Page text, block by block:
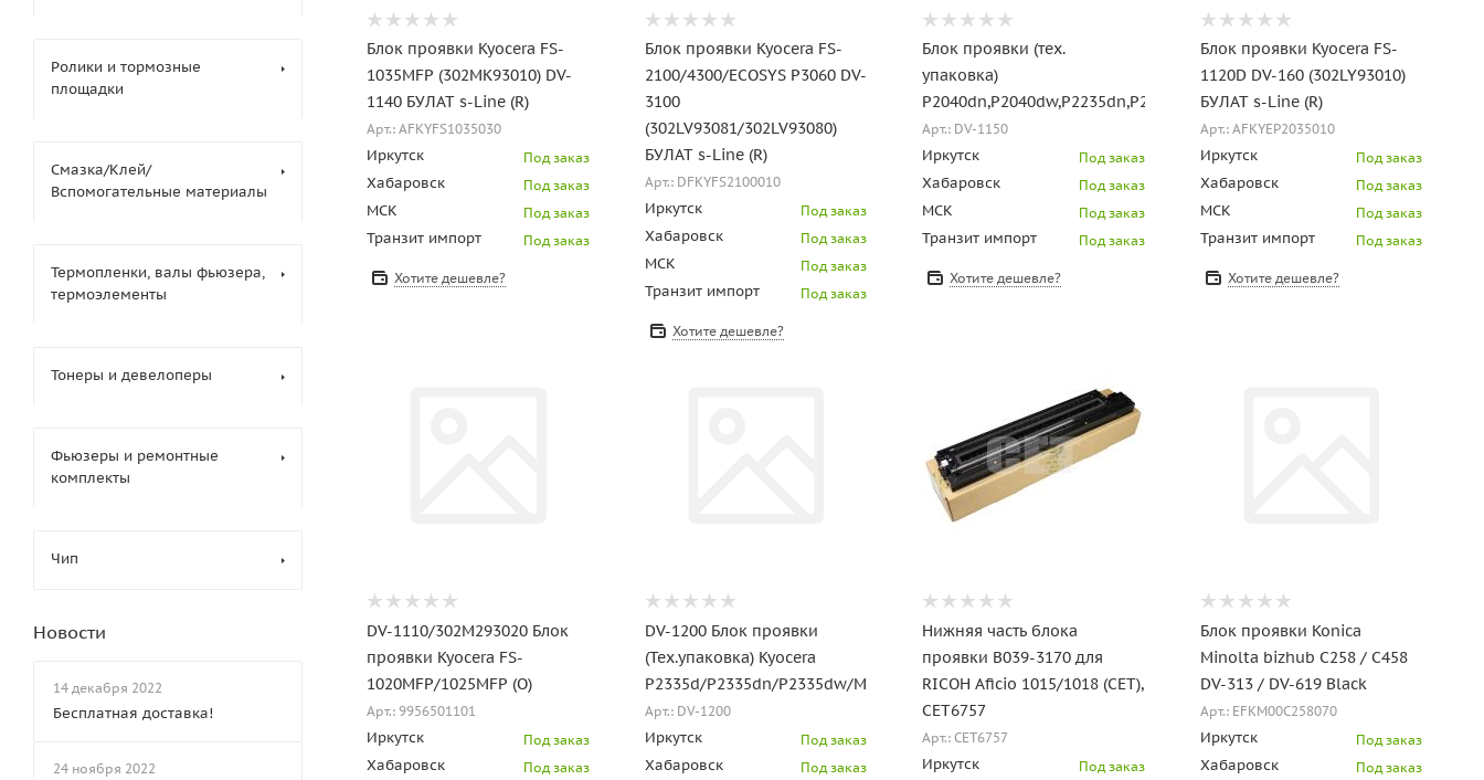
Блок проявки Kyocera FS-
1035MFP (302MK93010) DV-
1140 БУЛАТ s-Line (R)
Арт.: AFKYFS1035030
Иркутск Под заказ
Хабаровск Под заказ
МСК Под заказ
Транзит импорт Под заказ
Хотите дешевле?
Блок проявки Kyocera FS-
2100/4300/ECOSYS P3060 DV-
3100
(302LV93081/302LV93080)
БУЛАТ s-Line (R)
Арт.: DFKYFS2100010
Иркутск Под заказ
Хабаровск Под заказ
МСК Под заказ
Транзит импорт Под заказ
Хотите дешевле?
Блок проявки (тех.
упаковка)
Арт.: DV-1150
Иркутск Под заказ
Хабаровск Под заказ
МСК Под заказ
Транзит импорт Под заказ
Хотите дешевле?
Блок проявки Kyocera FS-
1120D DV-160 (302LY93010)
БУЛАТ s-Line (R)
Арт.: AFKYEP2035010
Иркутск Под заказ
Хабаровск Под заказ
МСК Под заказ
Транзит импорт Под заказ
Хотите дешевле?
DV-1110/302M293020 Блок
проявки Kyocera FS-
1020MFP/1025MFP (О)
Арт.: 9956501101
Иркутск Под заказ
Хабаровск Под заказ
DV-1200 Блок проявки
(Тех.упаковка) Kyocera
P2335d/P2335dn/P2335dw/M2235dn/M2735dn/M2835dw
Арт.: DV-1200
Иркутск Под заказ
Хабаровск Под заказ
Нижняя часть блока
проявки B039-3170 для
RICOH Aficio 1015/1018 (CET),
CET6757
Арт.: CET6757
Иркутск Под заказ
Блок проявки Konica
Minolta bizhub C258 / C458
DV-313 / DV-619 Black
Арт.: EFKM00C258070
Иркутск Под заказ
Хабаровск Под заказ
Ролики и тормозные
площадки
Смазка/Клей/
Вспомогательные материалы
Термопленки, валы фьюзера,
термоэлементы
Тонеры и девелоперы
Фьюзеры и ремонтные
комплекты
Чип
Новости
14 декабря 2022
Бесплатная доставка!
24 ноября 2022